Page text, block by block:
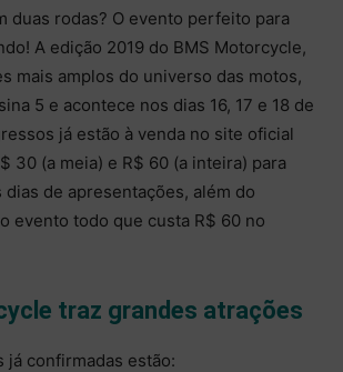
duas rodas? O evento perfeito para
A edição 2019 do BMS Motorcycle,
mais amplos do universo das motos,
5 e acontece nos dias 16, 17 e 18 de
já estão à venda no site oficial
30 (a meia) e R$ 60 (a inteira) para
dias de apresentações, além do
evento todo que custa R$ 60 no
traz grandes atrações
já confirmadas estão: